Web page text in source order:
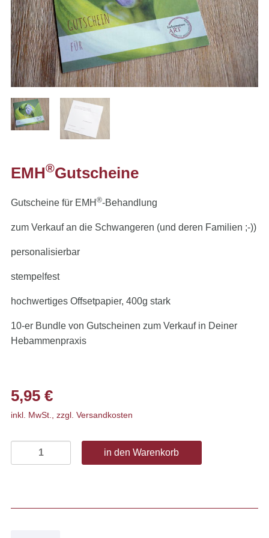
EMH®Gutscheine
Gutscheine für EMH ®-Behandlung
zum Verkauf an die Schwangeren (und deren Familien ;-))
personalisierbar
stempelfest
hochwertiges Offsetpapier, 400g stark
10-er Bundle von Gutscheinen zum Verkauf in Deiner
Hebammenpraxis
5,95 €
inkl. MwSt., zzgl. Versandkosten